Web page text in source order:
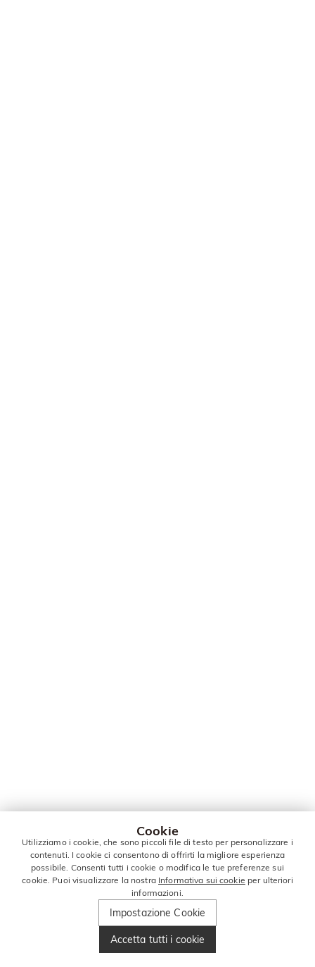
Cookie
Utilizziamo i cookie, che sono piccoli file di testo per personalizzare i
contenuti. I cookie ci consentono di offrirti la migliore esperienza
possibile. Consenti tutti i cookie o modifica le tue preferenze sui
cookie. Puoi visualizzare la nostra Informativa sui cookie per ulteriori
informazioni.
Impostazione Cookie
Accetta tutti i cookie